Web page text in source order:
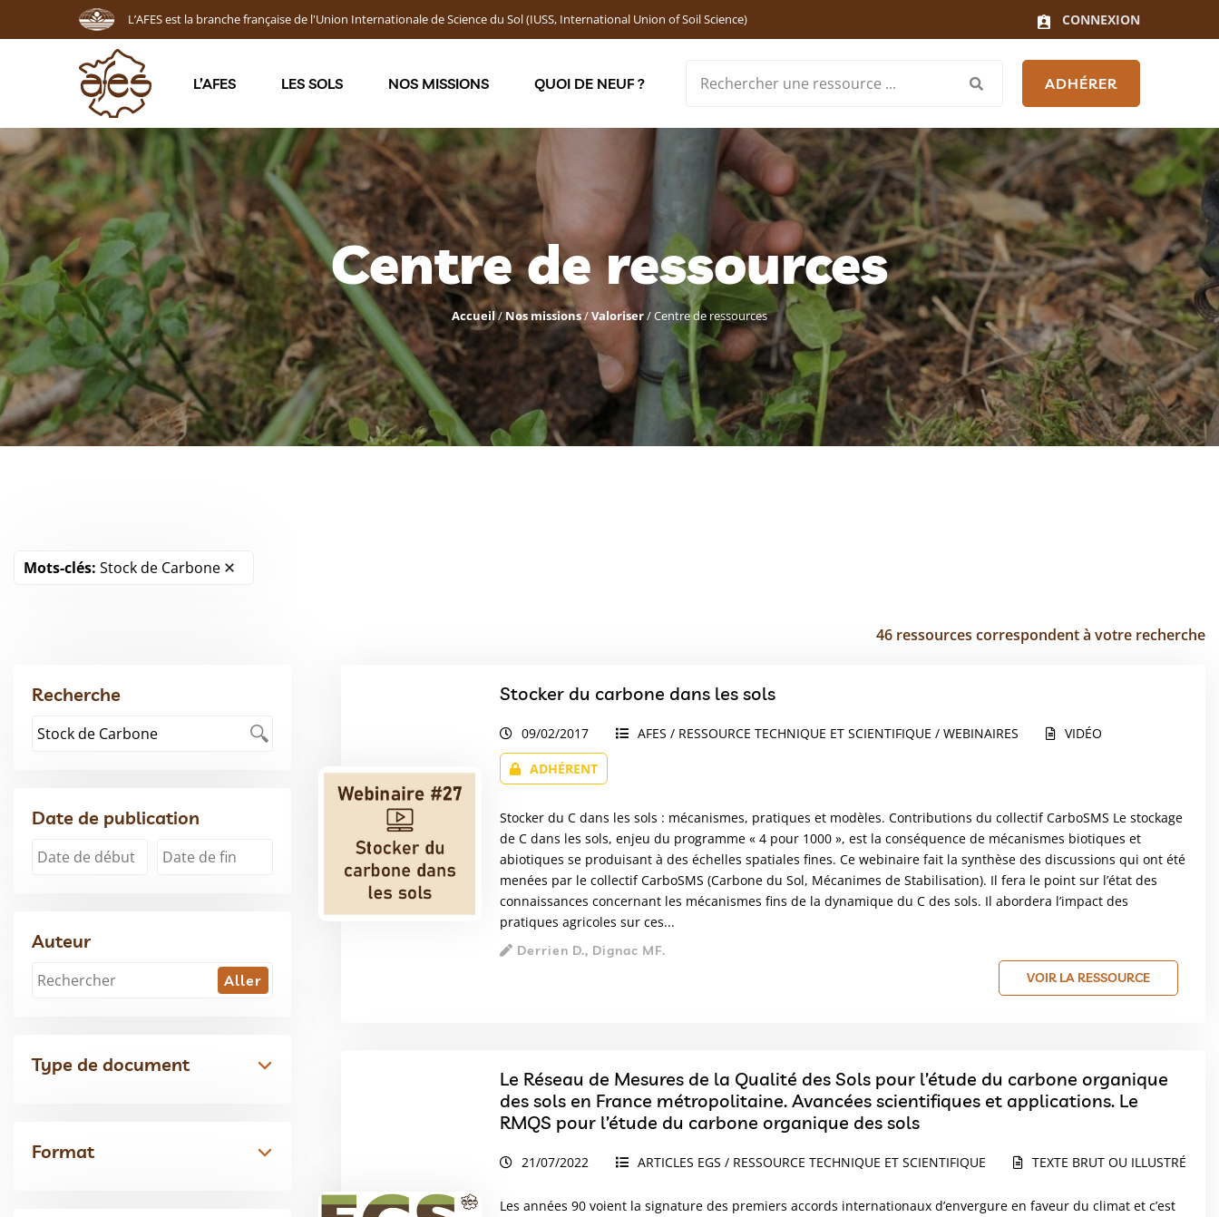
L’AFES est la branche française de l'Union Internationale de Science du Sol (IUSS, International Union of Soil Science) CONNEXION
L’AFES LES SOLS NOS MISSIONS QUOI DE NEUF ? ADHÉRER
Centre de ressources
Accueil/Nos missions/Valoriser/Centre de ressources
Mots-clés: Stock de Carbone
46 ressources correspondent à votre recherche
Recherche
Date de publication
Auteur
Type de document
Format
Stocker du carbone dans les sols
09/02/2017 AFES / RESSOURCE TECHNIQUE ET SCIENTIFIQUE / WEBINAIRES VIDÉO
ADHÉRENT
Stocker du C dans les sols : mécanismes, pratiques et modèles. Contributions du collectif CarboSMS Le stockage
de C dans les sols, enjeu du programme « 4 pour 1000 », est la conséquence de mécanismes biotiques et
abiotiques se produisant à des échelles spatiales fines. Ce webinaire fait la synthèse des discussions qui ont été
menées par le collectif CarboSMS (Carbone du Sol, Mécanimes de Stabilisation). Il fera le point sur l’état des
connaissances concernant les mécanismes fins de la dynamique du C des sols. Il abordera l’impact des
pratiques agricoles sur ces...
Derrien D., Dignac MF.
VOIR LA RESSOURCE
Le Réseau de Mesures de la Qualité des Sols pour l’étude du carbone organique
des sols en France métropolitaine. Avancées scientifiques et applications. Le
RMQS pour l’étude du carbone organique des sols
21/07/2022 ARTICLES EGS / RESSOURCE TECHNIQUE ET SCIENTIFIQUE TEXTE BRUT OU ILLUSTRÉ
Les années 90 voient la signature des premiers accords internationaux d’envergure en faveur du climat et c’est